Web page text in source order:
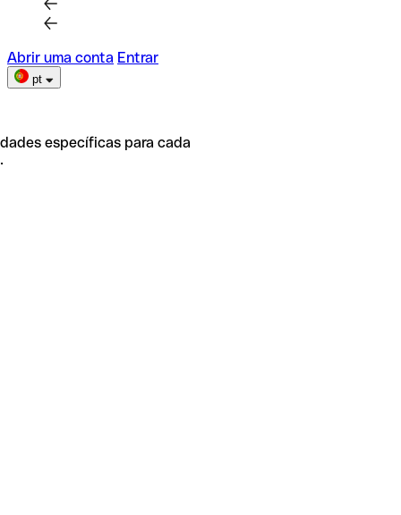
Abrir uma conta Entrar
pt
específicas para cada